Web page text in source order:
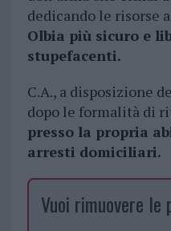
dedicando le risorse a
Olbia più sicuro e
stupefacenti.
C.A., a disposizione
dopo le formalità di
presso la propria
arresti domiciliari.
Vuoi rimuovere